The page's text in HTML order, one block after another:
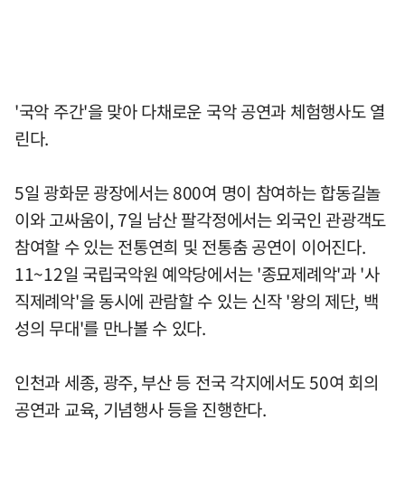
'국악 주간'을 맞아 다채로운 국악 공연과 체험행사도 열
린다.
5일 광화문 광장에서는 800여 명이 참여하는 합동길놀
이와 고싸움이, 7일 남산 팔각정에서는 외국인 관광객도
참여할 수 있는 전통연희 및 전통춤 공연이 이어진다.
11~12일 국립국악원 예악당에서는 '종묘제례악'과 '사
직제례악'을 동시에 관람할 수 있는 신작 '왕의 제단, 백
성의 무대'를 만나볼 수 있다.
인천과 세종, 광주, 부산 등 전국 각지에서도 50여 회의
공연과 교육, 기념행사 등을 진행한다.